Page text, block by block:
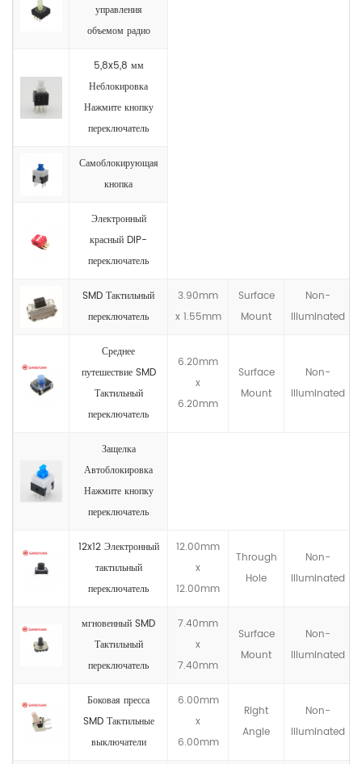
управления
объемом радио
5,8x5,8 мм
Неблокировка
Нажмите кнопку
переключатель
Самоблокирующая
кнопка
Электронный
красный DIP-
переключатель
SMD Тактильный
переключатель
3.90mm
x 1.55mm
Surface
Mount
Non-
llluminated
Среднее
путешествие SMD
Тактильный
переключатель
6.20mm
x
6.20mm
Surface
Mount
Non-
llluminated
Защелка
Автоблокировка
Нажмите кнопку
переключатель
12x12 Электронный
тактильный
переключатель
12.00mm
x
12.00mm
Through
Hole
Non-
llluminated
мгновенный SMD
Тактильный
переключатель
7.40mm
x
7.40mm
Surface
Mount
Non-
llluminated
Боковая пресса
SMD Тактильные
выключатели
6.00mm
x
6.00mm
Right
Angle
Non-
llluminated